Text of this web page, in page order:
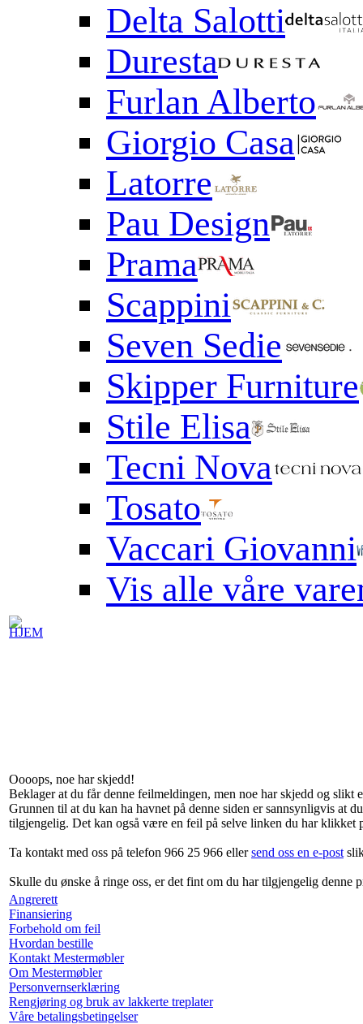
Delta Salotti
Duresta
Furlan Alberto
Giorgio Casa
Latorre
Pau Design
Prama
Scappini
Seven Sedie
Skipper Furniture
Stile Elisa
Tecni Nova
Tosato
Vaccari Giovanni
Vis alle våre
HJEM
Oooops, noe har skjedd!
Beklager at du får denne feilmeldingen, men noe har skjedd og slikt
Grunnen til at du kan ha havnet på denne siden er sannsynligvis at
tilgjengelig. Det kan også være en feil på selve linken du har klikket
Ta kontakt med oss på telefon 966 25 966 ellersend oss en e-post
Skulle du ønske å ringe oss, er det fint om du har tilgjengelig denne
Angrerett
Finansiering
Forbehold om feil
Hvordan bestille
Kontakt Mestermøbler
Om Mestermøbler
Personvernserklæring
Rengjøring og bruk av lakkerte treplater
Våre betalingsbetingelser